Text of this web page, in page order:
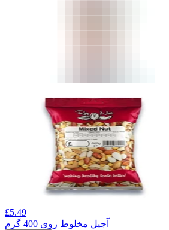
£5.49
آجیل مخلوط روی 400 گرم